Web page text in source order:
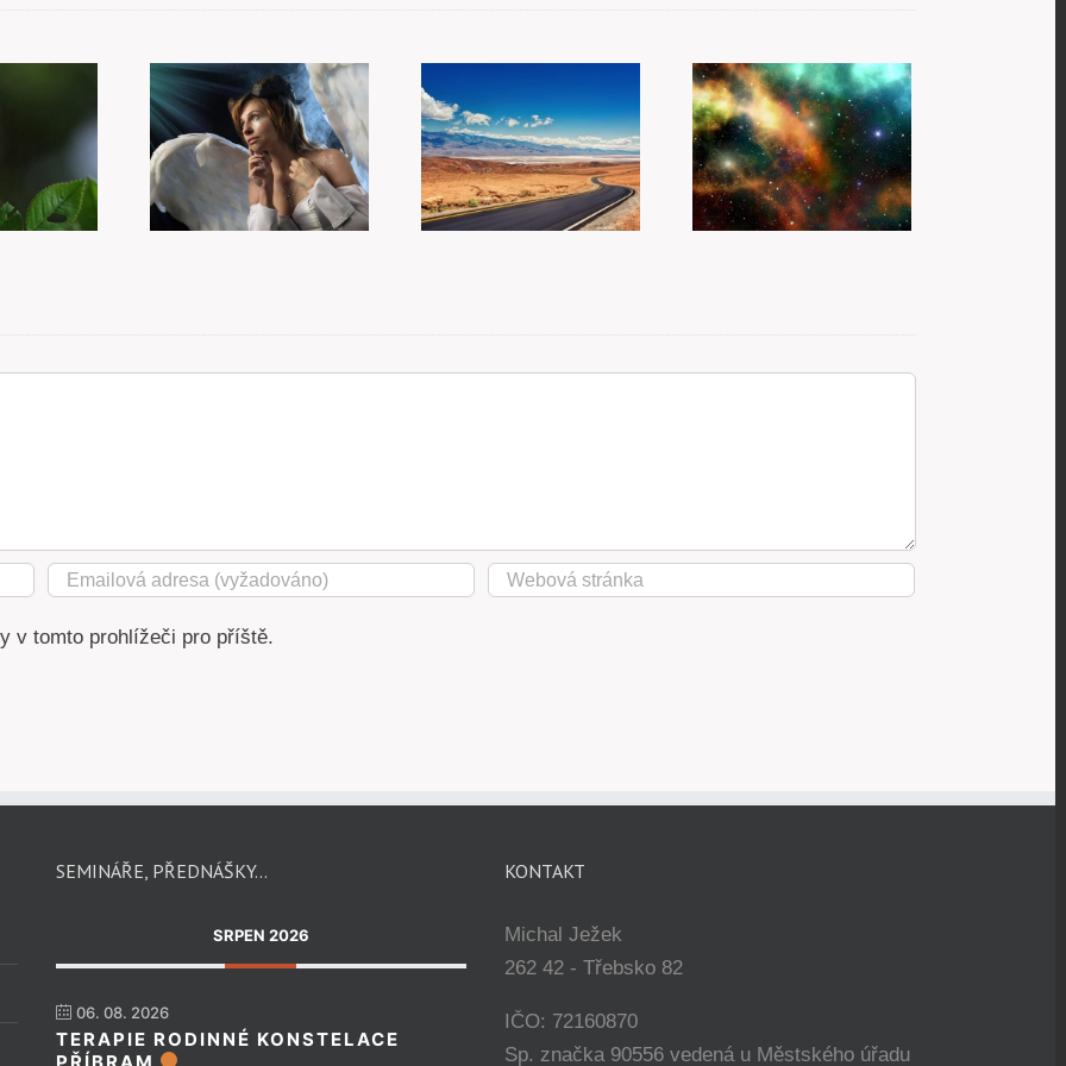
Karma Smrt
Duchovno
a duchovní
člověk
v tomto prohlížeči pro příště.
SEMINÁŘE, PŘEDNÁŠKY…
SRPEN 2026
06. 08. 2026
TERAPIE RODINNÉ KONSTELACE
KONTAKT
Michal Ježek
262 42 - Třebsko 82
IČO: 72160870
Sp. značka 90556 vedená u Městského úřadu